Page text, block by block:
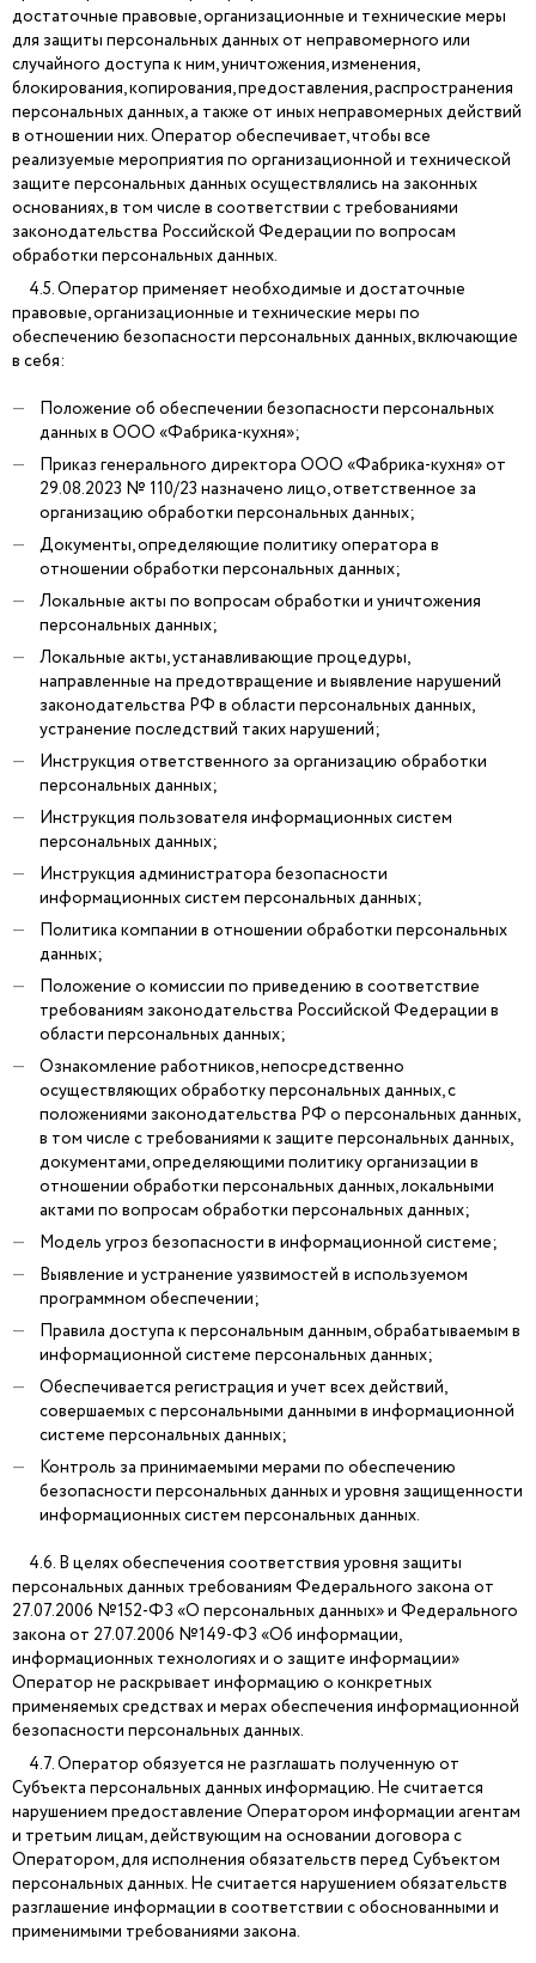
достаточные правовые, организационные и технические меры
для защиты персональных данных от неправомерного или
случайного доступа к ним, уничтожения, изменения,
блокирования, копирования, предоставления, распространения
персональных данных, а также от иных неправомерных действий
в отношении них. Оператор обеспечивает, чтобы все
реализуемые мероприятия по организационной и технической
защите персональных данных осуществлялись на законных
основаниях, в том числе в соответствии с требованиями
законодательства Российской Федерации по вопросам
обработки персональных данных.
4.5. Оператор применяет необходимые и достаточные
правовые, организационные и технические меры по
обеспечению безопасности персональных данных, включающие
в себя:
Положение об обеспечении безопасности персональных
данных в ООО «Фабрика-кухня»;
Приказ генерального директора ООО «Фабрика-кухня» от
29.08.2023 № 110/23 назначено лицо, ответственное за
организацию обработки персональных данных;
Документы, определяющие политику оператора в
отношении обработки персональных данных;
Локальные акты по вопросам обработки и уничтожения
персональных данных;
Локальные акты, устанавливающие процедуры,
направленные на предотвращение и выявление нарушений
законодательства РФ в области персональных данных,
устранение последствий таких нарушений;
Инструкция ответственного за организацию обработки
персональных данных;
Инструкция пользователя информационных систем
персональных данных;
Инструкция администратора безопасности
информационных систем персональных данных;
Политика компании в отношении обработки персональных
данных;
Положение о комиссии по приведению в соответствие
требованиям законодательства Российской Федерации в
области персональных данных;
Ознакомление работников, непосредственно
осуществляющих обработку персональных данных, с
положениями законодательства РФ о персональных данных,
в том числе с требованиями к защите персональных данных,
документами, определяющими политику организации в
отношении обработки персональных данных, локальными
актами по вопросам обработки персональных данных;
Модель угроз безопасности в информационной системе;
Выявление и устранение уязвимостей в используемом
программном обеспечении;
Правила доступа к персональным данным, обрабатываемым в
информационной системе персональных данных;
Обеспечивается регистрация и учет всех действий,
совершаемых с персональными данными в информационной
системе персональных данных;
Контроль за принимаемыми мерами по обеспечению
безопасности персональных данных и уровня защищенности
информационных систем персональных данных.
4.6. В целях обеспечения соответствия уровня защиты
персональных данных требованиям Федерального закона от
27.07.2006 №152-ФЗ «О персональных данных» и Федерального
закона от 27.07.2006 №149-ФЗ «Об информации,
информационных технологиях и о защите информации»
Оператор не раскрывает информацию о конкретных
применяемых средствах и мерах обеспечения информационной
безопасности персональных данных.
4.7. Оператор обязуется не разглашать полученную от
Субъекта персональных данных информацию. Не считается
нарушением предоставление Оператором информации агентам
и третьим лицам, действующим на основании договора с
Оператором, для исполнения обязательств перед Субъектом
персональных данных. Не считается нарушением обязательств
разглашение информации в соответствии с обоснованными и
применимыми требованиями закона.